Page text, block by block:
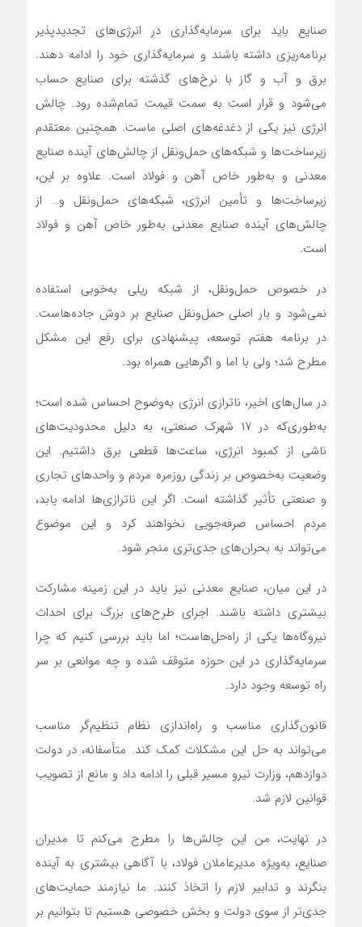
صنایع باید برای سرمایه‌گذاری در انرژی‌های تجدیدپذیر
برنامه‌ریزی داشته باشند و سرمایه‌گذاری خود را ادامه دهند.
برق و آب و گاز با نرخ‌های گذشته برای صنایع حساب
می‌شود و قرار است به سمت قیمت تمام‌شده رود. چالش
انرژی نیز یکی از دغدغه‌های اصلی ماست. همچنین معتقدم
زیرساخت‌ها و شبکه‌های حمل‌ونقل از چالش‌های آینده صنایع
معدنی و به‌طور خاص آهن و فولاد است. علاوه بر این،
زیرساخت‌ها و تأمین انرژی، شبکه‌های حمل‌ونقل و… از
چالش‌های آینده صنایع معدنی به‌طور خاص آهن و فولاد
است.
در خصوص حمل‌ونقل، از شبکه ریلی به‌خوبی استفاده
نمی‌شود و بار اصلی حمل‌ونقل صنایع بر دوش جاده‌هاست.
در برنامه هفتم توسعه، پیشنهادی برای رفع این مشکل
مطرح شد؛ ولی با اما و اگرهایی همراه بود.
در سال‌های اخیر، ناترازی انرژی به‌وضوح احساس شده است؛
به‌طوری‌که در ۱۷ شهرک صنعتی، به دلیل محدودیت‌های
ناشی از کمبود انرژی، ساعت‌ها قطعی برق داشتیم. این
وضعیت به‌خصوص بر زندگی روزمره مردم و واحدهای تجاری
و صنعتی تأثیر گذاشته است. اگر این ناترازی‌ها ادامه یابد،
مردم احساس صرفه‌جویی نخواهند کرد و این موضوع
می‌تواند به بحران‌های جدی‌تری منجر شود.
در این میان، صنایع معدنی نیز باید در این زمینه مشارکت
بیشتری داشته باشند. اجرای طرح‌های بزرگ برای احداث
نیروگاه‌ها یکی از راه‌حل‌هاست؛ اما باید بررسی کنیم که چرا
سرمایه‌گذاری در این حوزه متوقف شده و چه موانعی بر سر
راه توسعه وجود دارد.
قانون‌گذاری مناسب و راه‌اندازی نظام تنظیم‌گر مناسب
می‌تواند به حل این مشکلات کمک کند. متأسفانه، در دولت
دوازدهم، وزارت نیرو مسیر قبلی را ادامه داد و مانع از تصویب
قوانین لازم شد.
در نهایت، من این چالش‌ها را مطرح می‌کنم تا مدیران
صنایع، به‌ویژه مدیرعاملان فولاد، با آگاهی بیشتری به آینده
بنگرند و تدابیر لازم را اتخاذ کنند. ما نیازمند حمایت‌های
جدی‌تر از سوی دولت و بخش خصوصی هستیم تا بتوانیم بر